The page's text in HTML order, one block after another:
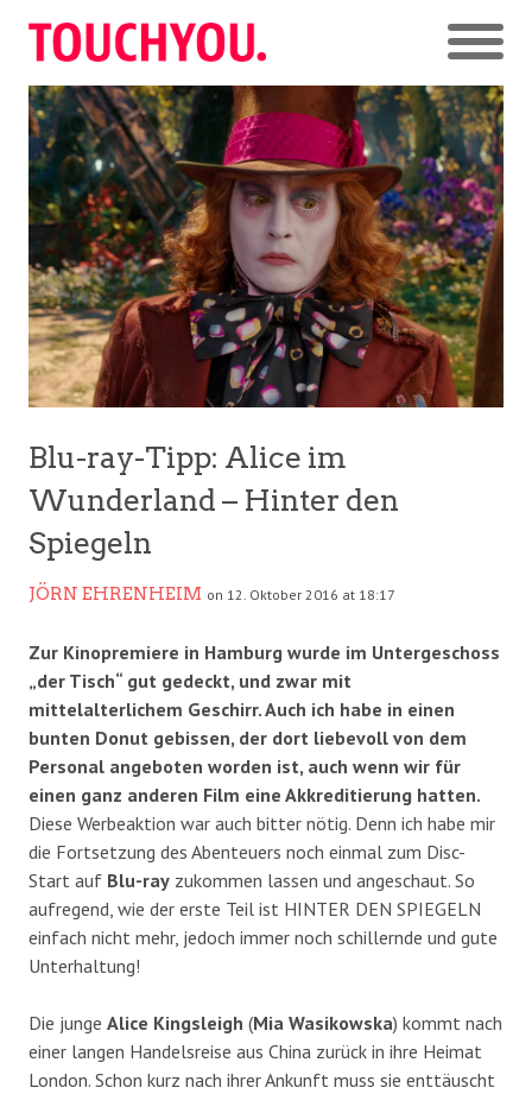
Blu-ray-Tipp: Alice im
Wunderland – Hinter den
Spiegeln
JÖRN EHRENHEIM on 12. Oktober 2016 at 18:17
Zur Kinopremiere in Hamburg wurde im Untergeschoss
„der Tisch“ gut gedeckt, und zwar mit
mittelalterlichem Geschirr. Auch ich habe in einen
bunten Donut gebissen, der dort liebevoll von dem
Personal angeboten worden ist, auch wenn wir für
einen ganz anderen Film eine Akkreditierung hatten.
Diese Werbeaktion war auch bitter nötig. Denn ich habe mir
die Fortsetzung des Abenteuers noch einmal zum Disc-
Start auf Blu-ray zukommen lassen und angeschaut. So
aufregend, wie der erste Teil ist HINTER DEN SPIEGELN
einfach nicht mehr, jedoch immer noch schillernde und gute
Unterhaltung!
Die junge Alice Kingsleigh (Mia Wasikowska) kommt nach
einer langen Handelsreise aus China zurück in ihre Heimat
London. Schon kurz nach ihrer Ankunft muss sie enttäuscht